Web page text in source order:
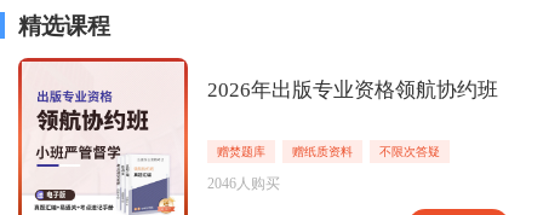
精选课程
2026年出版专业资格领航协约班
赠焚题库 赠纸质资料 不限次答疑
2046人购买